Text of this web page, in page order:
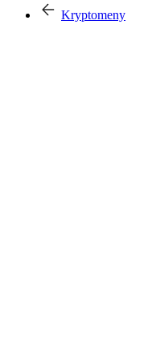
Kryptomeny